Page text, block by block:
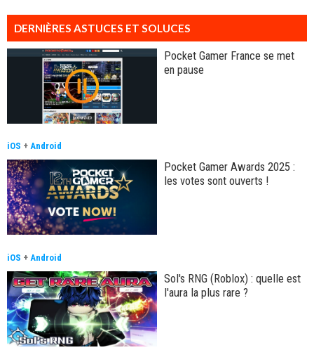
DERNIÈRES ASTUCES ET SOLUCES
Pocket Gamer France se met
en pause
iOS + Android
Pocket Gamer Awards 2025 :
les votes sont ouverts !
iOS + Android
Sol's RNG (Roblox) : quelle est
l'aura la plus rare ?